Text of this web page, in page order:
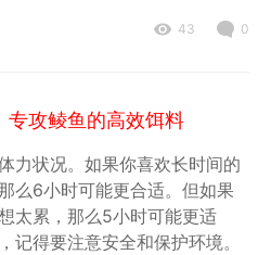
43 0
专攻鲮鱼的高效饵料
力状况。如果你喜欢长时间的
么6小时可能更合适。但如果
太累，那么5小时可能更适
记得要注意安全和保护环境。